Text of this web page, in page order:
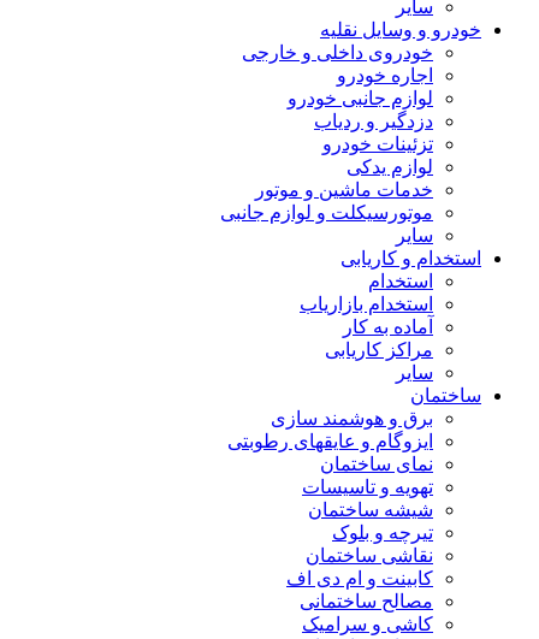
سایر
خودرو و وسایل نقلیه
خودروی داخلی و خارجی
اجاره خودرو
لوازم جانبی خودرو
دزدگیر و ردیاب
تزئینات خودرو
لوازم یدکی
خدمات ماشین و موتور
موتورسیکلت و لوازم جانبی
سایر
استخدام و کاریابی
استخدام
استخدام بازاریاب
آماده به کار
مراکز کاریابی
سایر
ساختمان
برق و هوشمند سازی
ایزوگام و عایقهای رطوبتی
نمای ساختمان
تهویه و تاسیسات
شیشه ساختمان
تیرچه و بلوک
نقاشی ساختمان
کابینت و ام دی اف
مصالح ساختمانی
کاشی و سرامیک